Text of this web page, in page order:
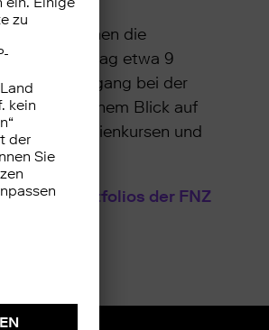
entsprachen die
Kunden lag etwa 9
Rückgang bei der
bei einem Blick auf
Aktienkursen und
in den Portfolios der FNZ